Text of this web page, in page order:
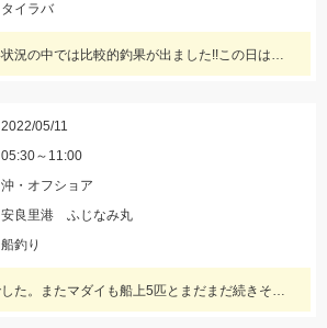
タイラバ
ここ最近の渋い状況の中では比較的釣果が出ました!!この日は底ベタ狙いでローギヤリールでじっくり巻くのが吉でした。
2022/05/11
05:30～11:00
沖・オフショア
安良里港 ふじなみ丸
船釣り
イサキが好調でした。またマダイも船上5匹とまだまだ続きそうです。マダイなら12ｍのハリス、イサキなら5ｍハリスに2本針が効果絶大でした。